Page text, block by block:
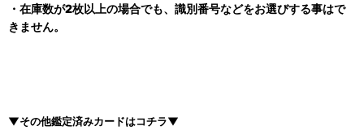
・在庫数が2枚以上の場合でも、識別番号などをお選びする事はで
きません。
▼その他鑑定済みカードはコチラ▼